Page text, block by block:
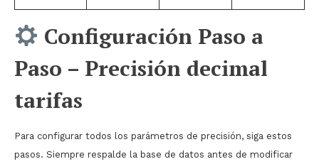
Configuración Paso a
Paso – Precisión decimal
tarifas
Para configurar todos los parámetros de precisión, siga estos
pasos. Siempre respalde la base de datos antes de modificar